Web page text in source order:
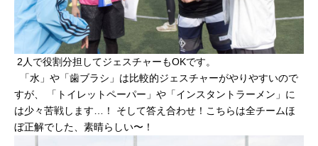
2人で役割分担してジェスチャーもOKです。
「水」や「歯ブラシ」は比較的ジェスチャーがやりやすいので
すが、 「トイレットペーパー」や「インスタントラーメン」に
は少々苦戦します…！ そして答え合わせ！こちらは全チームほ
ぼ正解でした、素晴らしい〜！